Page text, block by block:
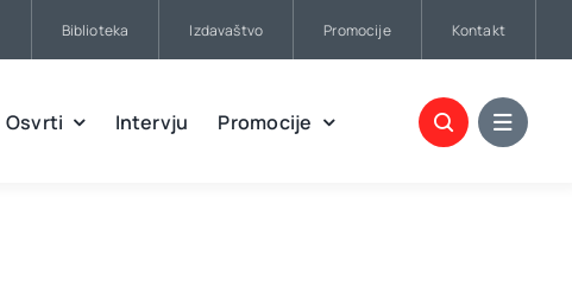
Biblioteka Izdavaštvo Promocije Kontakt
Osvrti Intervju Promocije